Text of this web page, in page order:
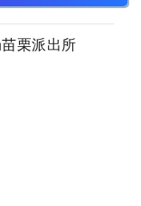
栗派出所